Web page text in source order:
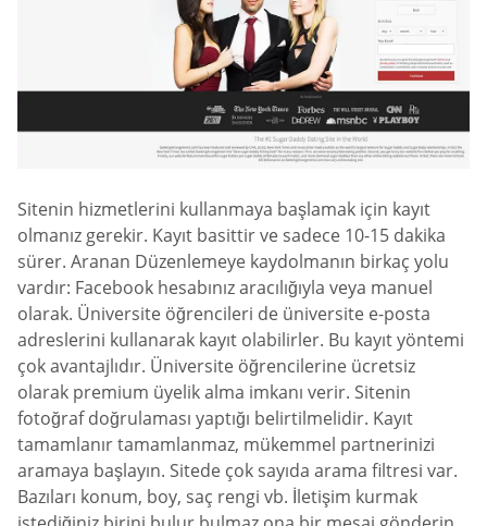
Sitenin hizmetlerini kullanmaya başlamak için kayıt
olmanız gerekir. Kayıt basittir ve sadece 10-15 dakika
sürer. Aranan Düzenlemeye kaydolmanın birkaç yolu
vardır: Facebook hesabınız aracılığıyla veya manuel
olarak. Üniversite öğrencileri de üniversite e-posta
adreslerini kullanarak kayıt olabilirler. Bu kayıt yöntemi
çok avantajlıdır. Üniversite öğrencilerine ücretsiz
olarak premium üyelik alma imkanı verir. Sitenin
fotoğraf doğrulaması yaptığı belirtilmelidir. Kayıt
tamamlanır tamamlanmaz, mükemmel partnerinizi
aramaya başlayın. Sitede çok sayıda arama filtresi var.
Bazıları konum, boy, saç rengi vb. İletişim kurmak